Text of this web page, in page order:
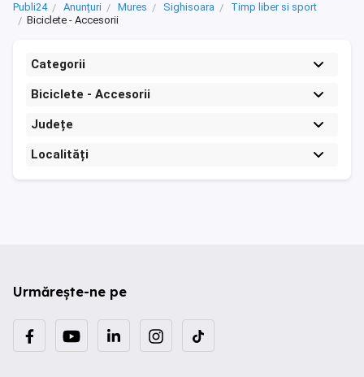
Publi24 Anunțuri Mures Sighisoara
Timp liber si sport
Biciclete - Accesorii
Categorii
Biciclete - Accesorii
Județe
Localități
Urmărește-ne pe